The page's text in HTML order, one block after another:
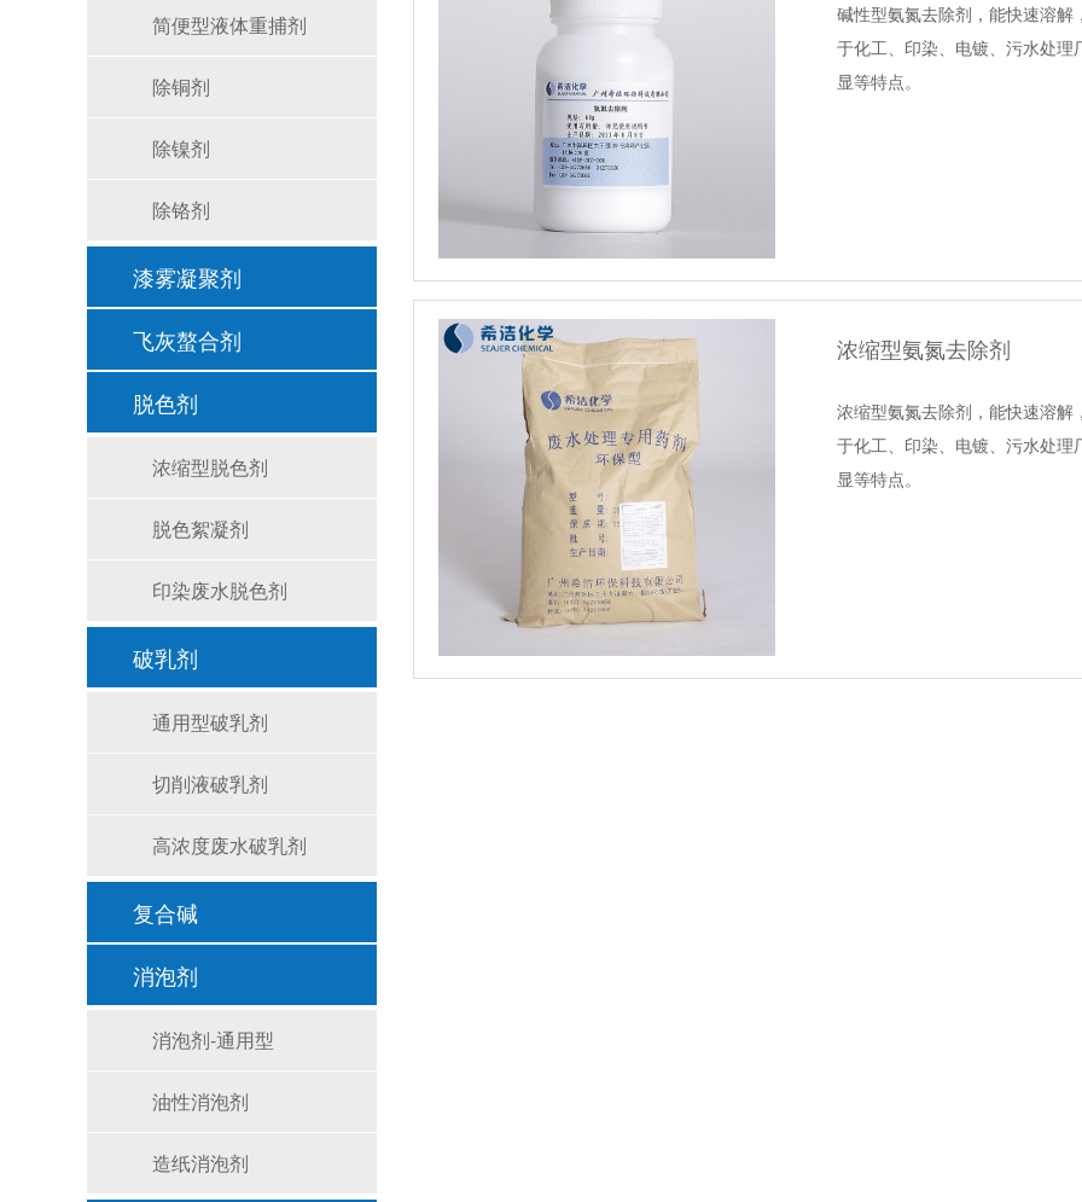
碱性型氨氮去除剂，能快速溶
于化工、印染、电镀、污水处
显等特点。
浓缩型氨氮去除剂
浓缩型氨氮去除剂，能快速溶
于化工、印染、电镀、污水处
显等特点。
简便型液体重捕剂
除铜剂
除镍剂
除铬剂
漆雾凝聚剂
飞灰螯合剂
脱色剂
浓缩型脱色剂
脱色絮凝剂
印染废水脱色剂
破乳剂
通用型破乳剂
切削液破乳剂
高浓度废水破乳剂
复合碱
消泡剂
消泡剂-通用型
油性消泡剂
造纸消泡剂